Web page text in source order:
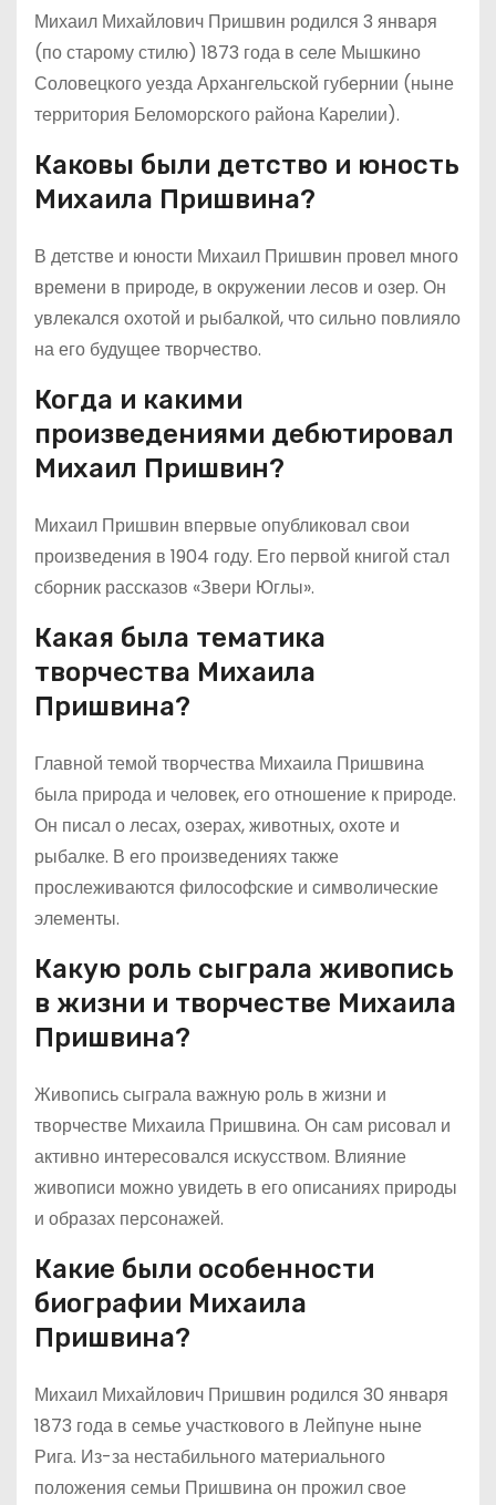
Михаил Михайлович Пришвин родился 3 января
(по старому стилю) 1873 года в селе Мышкино
Соловецкого уезда Архангельской губернии (ныне
территория Беломорского района Карелии).
Каковы были детство и юность
Михаила Пришвина?
В детстве и юности Михаил Пришвин провел много
времени в природе, в окружении лесов и озер. Он
увлекался охотой и рыбалкой, что сильно повлияло
на его будущее творчество.
Когда и какими
произведениями дебютировал
Михаил Пришвин?
Михаил Пришвин впервые опубликовал свои
произведения в 1904 году. Его первой книгой стал
сборник рассказов «Звери Юглы».
Какая была тематика
творчества Михаила
Пришвина?
Главной темой творчества Михаила Пришвина
была природа и человек, его отношение к природе.
Он писал о лесах, озерах, животных, охоте и
рыбалке. В его произведениях также
прослеживаются философские и символические
элементы.
Какую роль сыграла живопись
в жизни и творчестве Михаила
Пришвина?
Живопись сыграла важную роль в жизни и
творчестве Михаила Пришвина. Он сам рисовал и
активно интересовался искусством. Влияние
живописи можно увидеть в его описаниях природы
и образах персонажей.
Какие были особенности
биографии Михаила
Пришвина?
Михаил Михайлович Пришвин родился 30 января
1873 года в семье участкового в Лейпуне ныне
Рига. Из-за нестабильного материального
положения семьи Пришвина он прожил свое